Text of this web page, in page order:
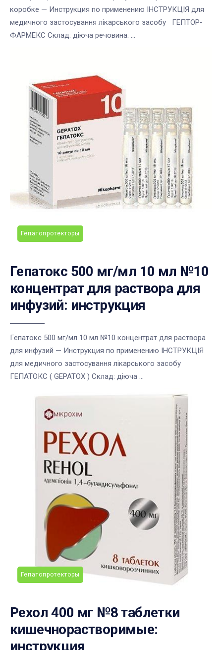
коробке — Инструкция по применению ІНСТРУКЦІЯ для
медичного застосування лікарського засобу ГЕПТОР-
ФАРМЕКС Склад: діюча речовина: ...
Гепатопротекторы
Гепатокс 500 мг/мл 10 мл №10
концентрат для раствора для
инфузий: инструкция
Гепатокс 500 мг/мл 10 мл №10 концентрат для раствора
для инфузий — Инструкция по применению ІНСТРУКЦІЯ
для медичного застосування лікарського засобу
ГЕПАТОКС ( GEPATOX ) Склад: діюча ...
Гепатопротекторы
Рехол 400 мг №8 таблетки
кишечнорастворимые:
инструкция